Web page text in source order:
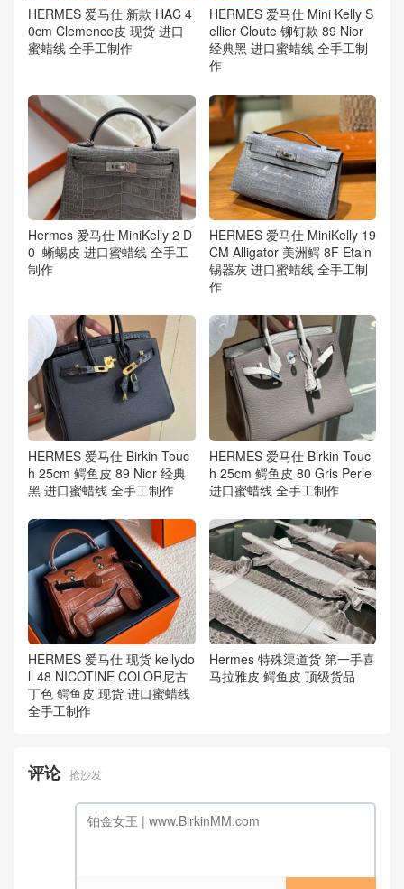
HERMES 爱马仕 新款 HAC 4
0cm Clemence皮 现货 进口
蜜蜡线 全手工制作
HERMES 爱马仕 Mini Kelly S
ellier Cloute 铆钉款 89 Nior
经典黑 进口蜜蜡线 全手工制
作
Hermes 爱马仕 MiniKelly 2 D
0 蜥蜴皮 进口蜜蜡线 全手工
制作
HERMES 爱马仕 MiniKelly 19
CM Alligator 美洲鳄 8F Etain
锡器灰 进口蜜蜡线 全手工制
作
HERMES 爱马仕 Birkin Touc
h 25cm 鳄鱼皮 89 Nior 经典
黑 进口蜜蜡线 全手工制作
HERMES 爱马仕 Birkin Touc
h 25cm 鳄鱼皮 80 Gris Perle
进口蜜蜡线 全手工制作
HERMES 爱马仕 现货 kellydo
ll 48 NICOTINE COLOR尼古
丁色 鳄鱼皮 现货 进口蜜蜡线
全手工制作
Hermes 特殊渠道货 第一手喜
马拉雅皮 鳄鱼皮 顶级货品
评论 抢沙发